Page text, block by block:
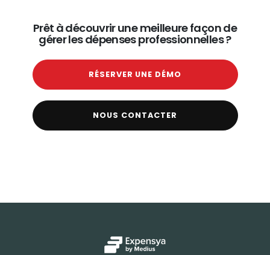
Prêt à découvrir une meilleure façon de
gérer les dépenses professionnelles ?
RÉSERVER UNE DÉMO
NOUS CONTACTER